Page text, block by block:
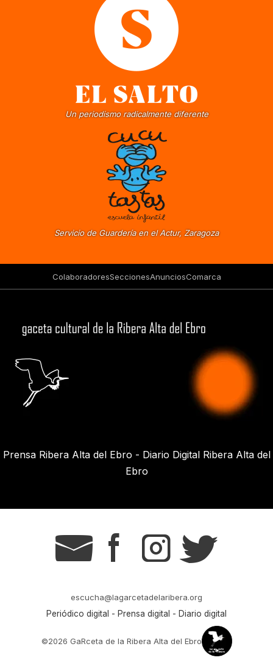
Un periodismo radicalmente diferente
Servicio de Guardería en el Actur, Zaragoza
ColaboradoresSeccionesAnunciosComarca
Prensa Ribera Alta del Ebro - Diario Digital Ribera Alta del
Ebro
g s t r
escucha@lagarcetadelaribera.org
Periódico digital - Prensa digital - Diario digital
©2026 GaRceta de la Ribera Alta del Ebro